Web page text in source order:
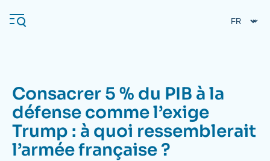
au
contenu
Navigation
principale
L'Ifri
Consacrer 5 % du PIB à la
défense comme l’exige
Trump : à quoi ressemblerait
l’armée française ?